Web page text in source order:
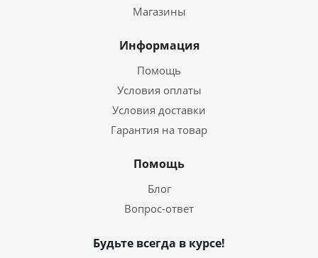
Магазины
Информация
Помощь
Условия оплаты
Условия доставки
Гарантия на товар
Помощь
Блог
Вопрос-ответ
Будьте всегда в курсе!